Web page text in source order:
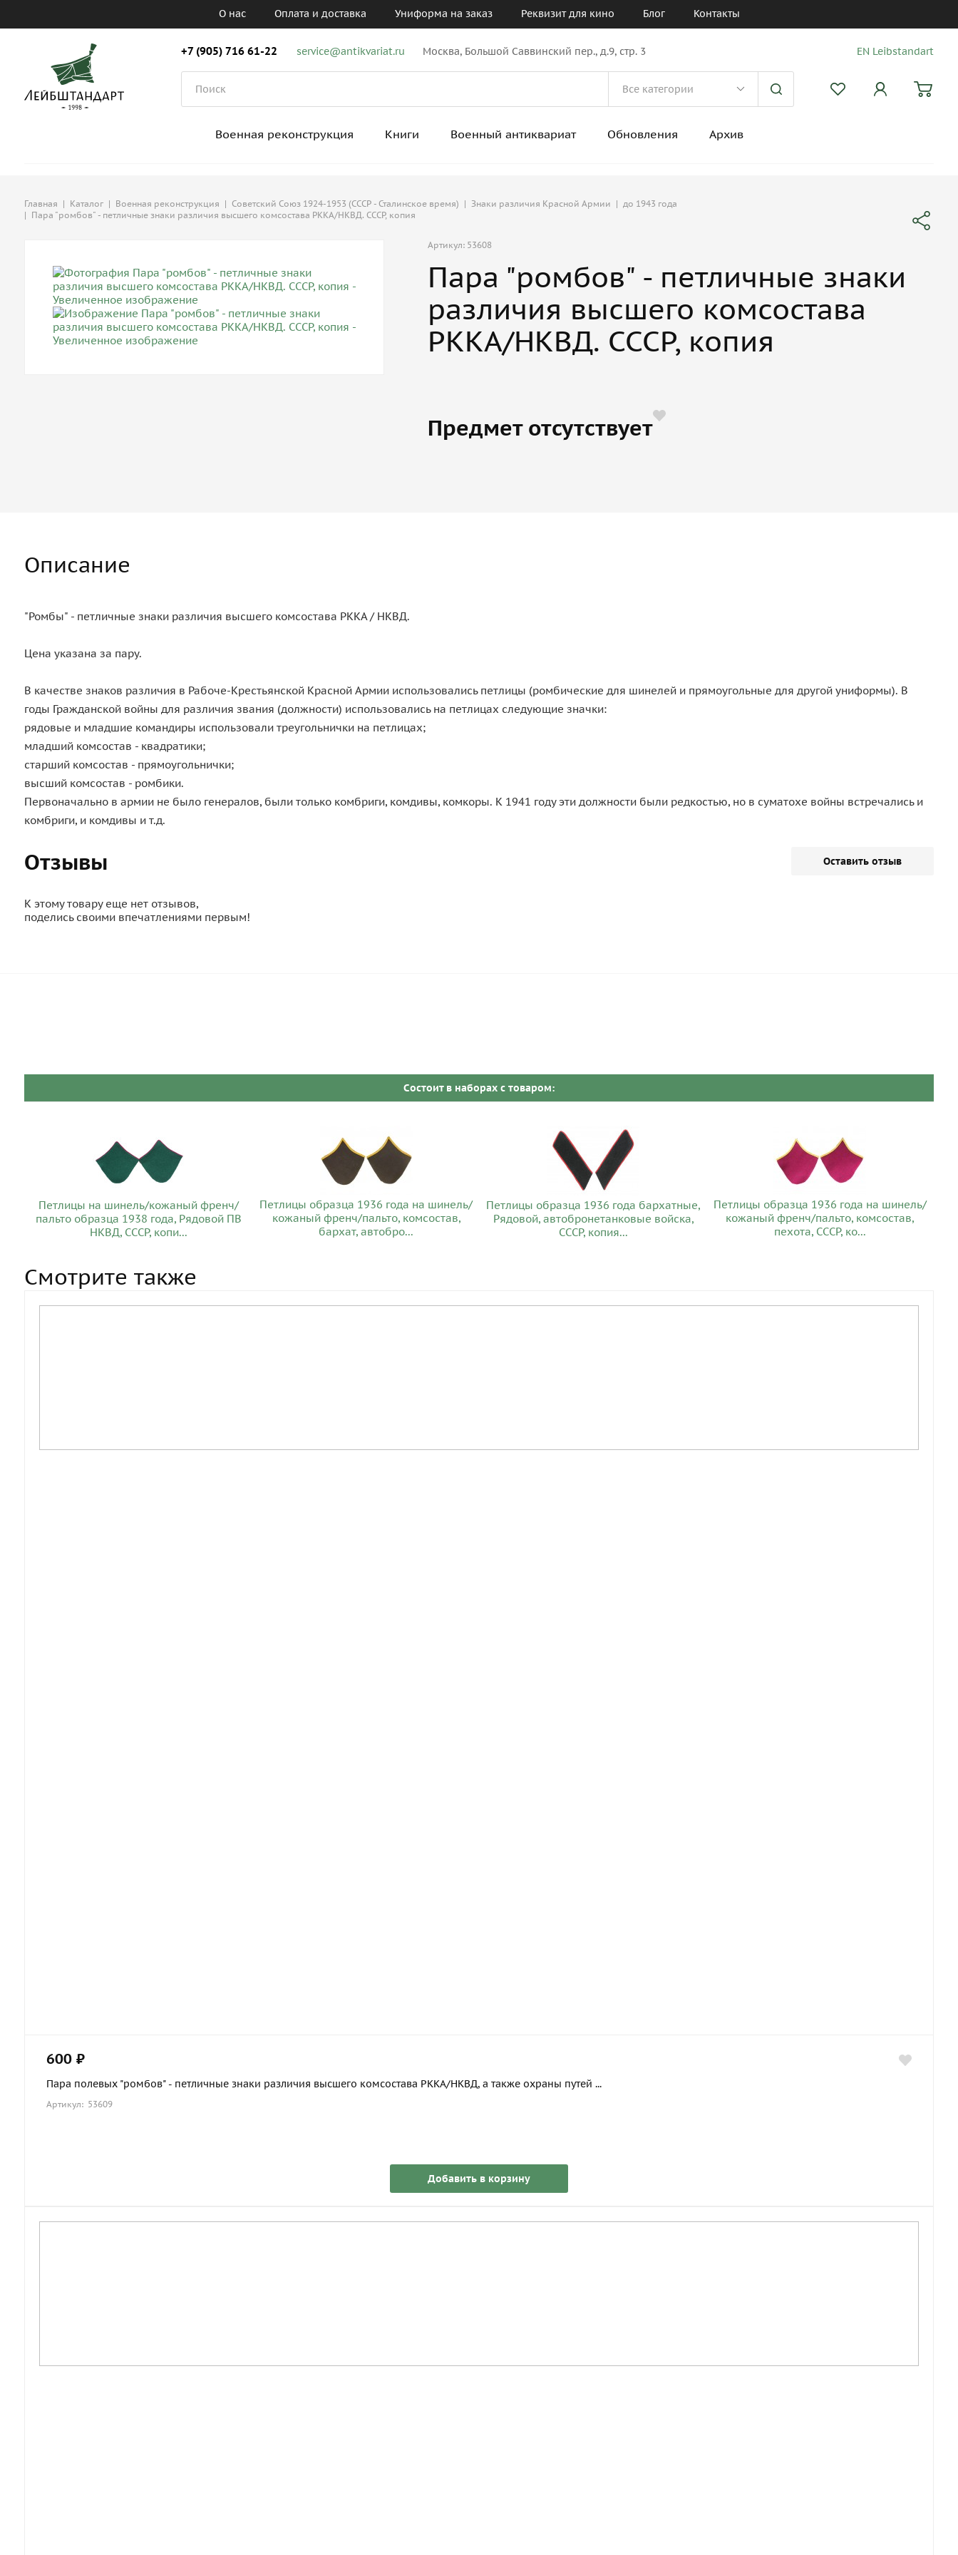
О нас Оплата и доставка Униформа на заказ Реквизит для кино Блог Контакты
+7 (905) 716 61-22 service@antikvariat.ru Москва, Большой Саввинский пер., д.9, стр. 3 EN Leibstandart
Военная реконструкция Книги Военный антиквариат Обновления Архив
Главная | Каталог | Военная реконструкция | Советский Союз 1924-1953 (СССР - Сталинское время) | Знаки различия Красной Армии | до 1943 года
| Пара "ромбов" - петличные знаки различия высшего комсостава РККА/НКВД. СССР, копия
Артикул: 53608
Пара "ромбов" - петличные знаки
различия высшего комсостава
РККА/НКВД. СССР, копия
Предмет отсутствует
Описание
"Ромбы" - петличные знаки различия высшего комсостава РККА / НКВД.
Цена указана за пару.
В качестве знаков различия в Рабоче-Крестьянской Красной Армии использовались петлицы (ромбические для шинелей и прямоугольные для другой униформы). В
годы Гражданской войны для различия звания (должности) использовались на петлицах следующие значки:
рядовые и младшие командиры использовали треугольнички на петлицах;
младший комсостав - квадратики;
старший комсостав - прямоугольнички;
высший комсостав - ромбики.
Первоначально в армии не было генералов, были только комбриги, комдивы, комкоры. К 1941 году эти должности были редкостью, но в суматохе войны встречались и
комбриги, и комдивы и т.д.
Отзывы Оставить отзыв
К этому товару еще нет отзывов,
поделись своими впечатлениями первым!
Cостоит в наборах c товаром:
Петлицы на шинель/кожаный френч/
пальто образца 1938 года, Рядовой ПВ
НКВД, СССР, копи...
Петлицы образца 1936 года на шинель/
кожаный френч/пальто, комсостав,
бархат, автобро...
Петлицы образца 1936 года бархатные,
Рядовой, автобронетанковые войска,
СССР, копия...
Петлицы образца 1936 года на шинель/
кожаный френч/пальто, комсостав,
пехота, СССР, ко...
Смотрите также
600 ₽
Пара полевых "ромбов" - петличные знаки различия высшего комсостава РККА/НКВД, а также охраны путей ...
Артикул: 53609
Добавить в корзину